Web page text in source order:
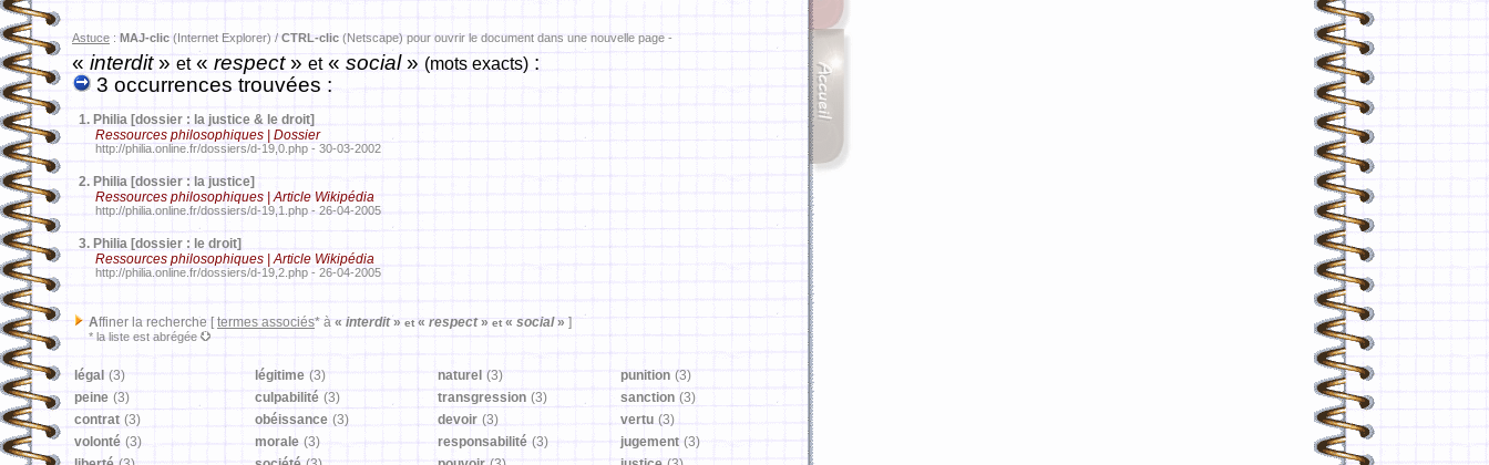
Astuce : MAJ-clic (Internet Explorer) / CTRL-clic (Netscape) pour ouvrir le document dans une nouvelle page -
«interdit» et« respect» et« social» (mots exacts) :
3 occurrences trouvées :
1. Philia [dossier : la justice & le droit]
Ressources philosophiques | Dossier
http://philia.online.fr/dossiers/d-19,0.php - 30-03-2002
2. Philia [dossier : la justice]
Ressources philosophiques | Article Wikipédia
http://philia.online.fr/dossiers/d-19,1.php - 26-04-2005
3. Philia [dossier : le droit]
Ressources philosophiques | Article Wikipédia
http://philia.online.fr/dossiers/d-19,2.php - 26-04-2005
Affiner la recherche [ termes associés* à « interdit» et « respect» et « social» ]
* la liste est abrégée
légal (3) légitime (3) naturel (3) punition (3)
peine (3) culpabilité (3) transgression (3) sanction (3)
contrat (3) obéissance (3) devoir (3) vertu (3)
volonté (3) morale (3) responsabilité (3) jugement (3)